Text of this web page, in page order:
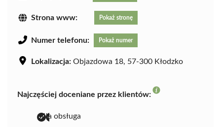
Strona www: Pokaż stronę
Numer telefonu: Pokaż numer
Lokalizacja: Objazdowa 18, 57-300 Kłodzko
Najczęściej doceniane przez klientów:
miła obsługa